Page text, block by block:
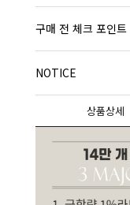
구매 전 체크 포인트
NOTICE
상품상세